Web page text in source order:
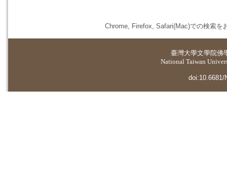
Chrome, Firefox, Safari(Mac)での検索を
臺灣大學文學院佛
National Taiwan
doi:10.6681/